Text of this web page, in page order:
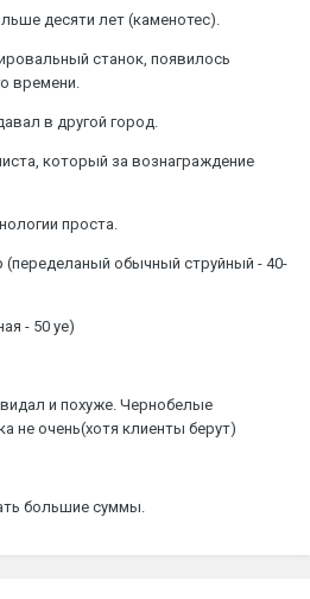
десяти лет (каменотес).
станок, появилось
времени.
в другой город.
который за вознаграждение
проста.
(переделаный обычный струйный - 40-
- 50 уе)
и похуже. Чернобелые
не очень(хотя клиенты берут)
большие суммы.